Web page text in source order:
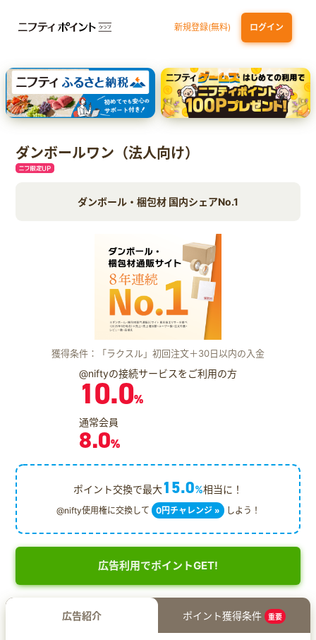
新規登録(無料) ログイン
エポスカード【最短1週間程度付与】
【親権者さまの代理申込専用】三井住友銀行Oliveお子さま用口座
三井住友カード（NL）
ダンボールワン（法人向け）
ダンボール・梱包材 国内シェアNo.1
獲得条件：「ラクスル」初回注文＋30日以内の入金
@niftyの接続サービスをご利用の方
10.0%
通常会員
8.0%
ポイント交換で最大15.0%相当に！
@nifty使用権に交換して 0円チャレンジ » しよう！
広告利用でポイントGET!
広告紹介 ポイント獲得条件 重要